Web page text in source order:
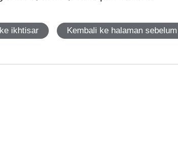
ikhtisar Kembali ke halaman sebelum